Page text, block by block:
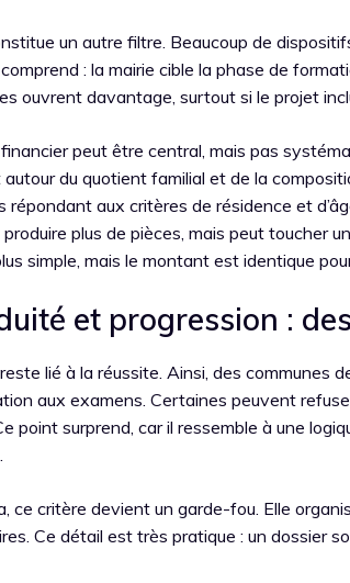
un autre filtre. Beaucoup de
: la mairie cible la phase de
ouvrent davantage, surtout si le projet
peut être central, mais pas
du quotient familial et de la
répondant aux critères de résidence et
plus de pièces, mais peut toucher
simple, mais le montant est identique
et progression :
lié à la réussite. Ainsi, des communes
aux examens. Certaines peuvent
point surprend, car il ressemble à une
ce critère devient un garde-fou. Elle
Ce détail est très pratique : un dossier